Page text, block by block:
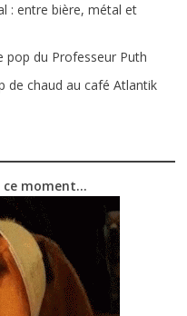
: entre bière, métal et
pop du Professeur Puth
de chaud au café Atlantik
ce moment…